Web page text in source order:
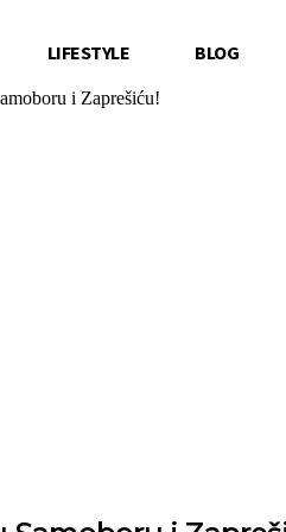
LIFESTYLE BLOG
i Zaprešiću!